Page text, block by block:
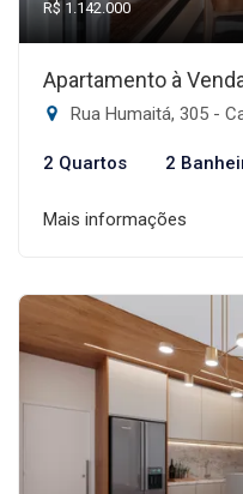
R$ 1.142.000
Apartamento à
Rua Humaitá, 305 -
2 Quartos 2
Mais informações